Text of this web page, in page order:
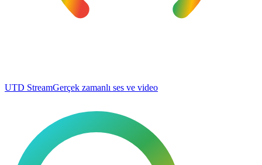
UTD StreamGerçek zamanlı ses ve video